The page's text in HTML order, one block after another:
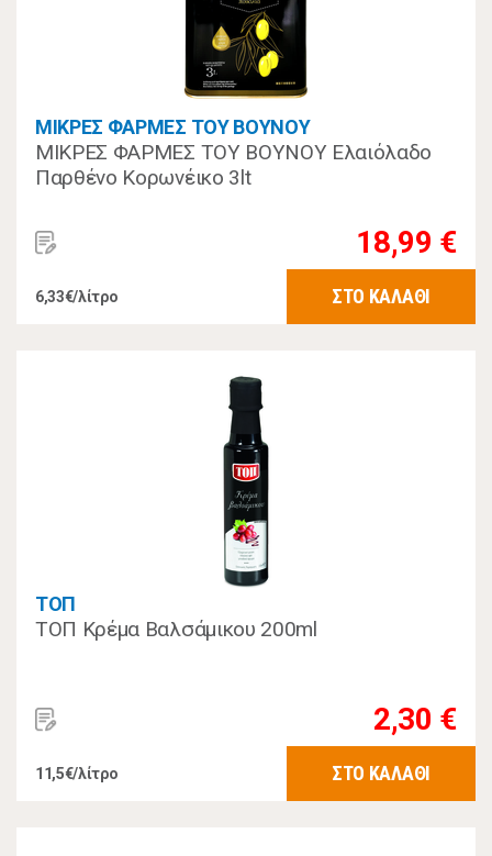
ΜΙΚΡΕΣ ΦΑΡΜΕΣ ΤΟΥ ΒΟΥΝΟΥ
ΜΙΚΡΕΣ ΦΑΡΜΕΣ ΤΟΥ ΒΟΥΝΟΥ Ελαιόλαδο
Παρθένο Κορωνέικο 3lt
18,99 €
6,33€/λίτρο ΣΤΟ ΚΑΛΑΘΙ
ΤΟΠ
ΤΟΠ Κρέμα Βαλσάμικου 200ml
2,30 €
11,5€/λίτρο ΣΤΟ ΚΑΛΑΘΙ